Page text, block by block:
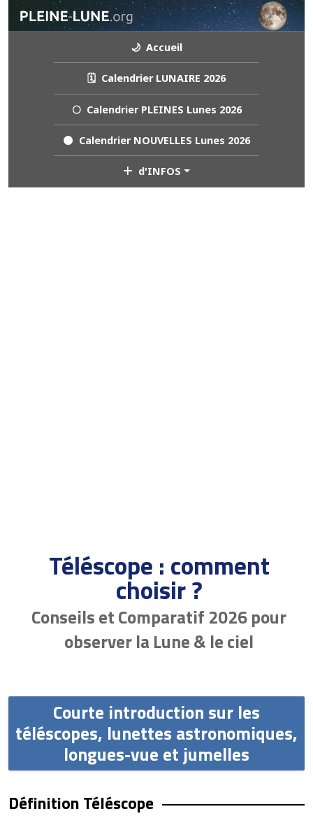
🌙 Accueil
🗓️ Calendrier LUNAIRE 2026
🌕 Calendrier PLEINES Lunes 2026
🌑 Calendrier NOUVELLES Lunes 2026
d'INFOS
Téléscope : comment
choisir ?
Conseils et Comparatif 2026 pour
observer la Lune & le ciel
Courte introduction sur les
téléscopes, lunettes astronomiques,
longues-vue et jumelles
Définition Téléscope